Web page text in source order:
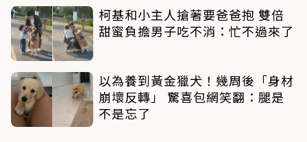
柯基和小主人搶著要爸爸抱 雙倍
甜蜜負擔男子吃不消：忙不過來了
以為養到黃金獵犬！幾周後「身材
崩壞反轉」 驚喜包網笑翻：腿是
不是忘了